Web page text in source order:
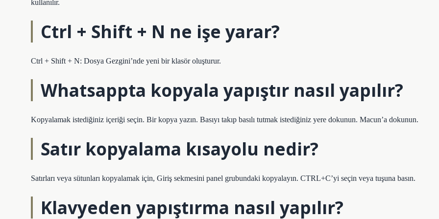
kullanılır.
Ctrl + Shift + N ne işe yarar?
Ctrl + Shift + N: Dosya Gezgini’nde yeni bir klasör oluşturur.
Whatsappta kopyala yapıştır nasıl yapılır?
Kopyalamak istediğiniz içeriği seçin. Bir kopya yazın. Basıyı takıp basılı tutmak istediğiniz yere dokunun. Macun’a dokunun.
Satır kopyalama kısayolu nedir?
Satırları veya sütunları kopyalamak için, Giriş sekmesini panel grubundaki kopyalayın. CTRL+C’yi seçin veya tuşuna basın.
Klavyeden yapıştırma nasıl yapılır?